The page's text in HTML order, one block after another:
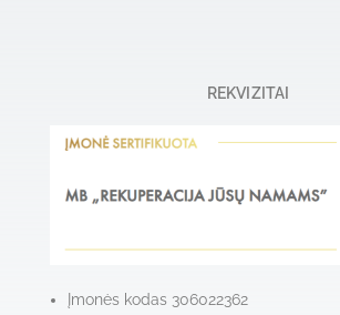
REKVIZITAI
Įmonės kodas 306022362